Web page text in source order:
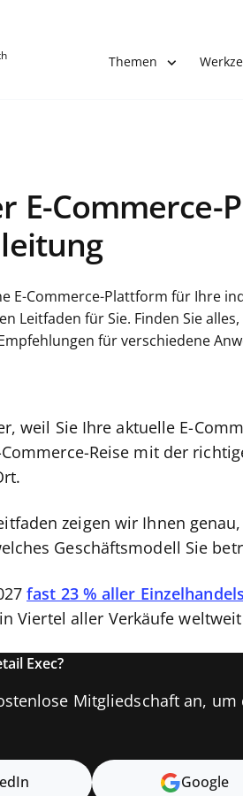
Themen
E-
E-Commerce-Plattform für Ihre
Leitfaden für Sie. Finden Sie
für verschiedene
weil Sie Ihre aktuelle E-
Reise mit der
zeigen wir Ihnen
Geschäftsmodell Sie
fast 23 % aller
Viertel aller Verkäufe
Exec?
Mitgliedschaft an,
Google